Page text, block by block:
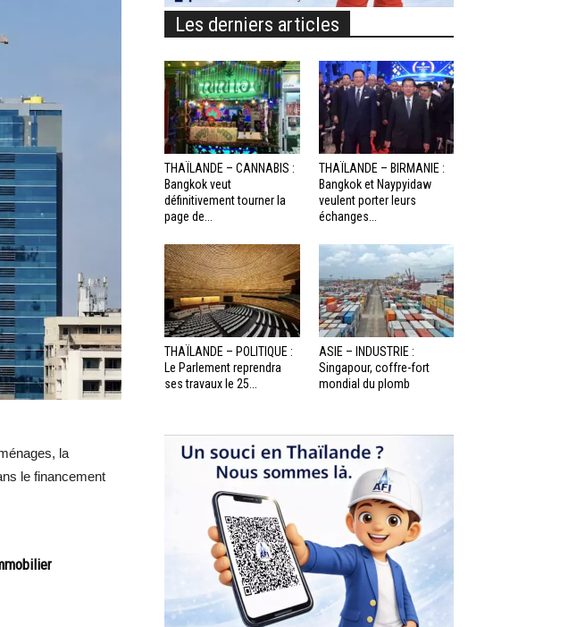
la
le financement
Les derniers articles
THAÏLANDE – CANNABIS :
Bangkok veut
définitivement tourner la
page de...
THAÏLANDE – BIRMANIE :
Bangkok et Naypyidaw
veulent porter leurs
échanges...
THAÏLANDE – POLITIQUE :
Le Parlement reprendra
ses travaux le 25...
ASIE – INDUSTRIE :
Singapour, coffre-fort
mondial du plomb